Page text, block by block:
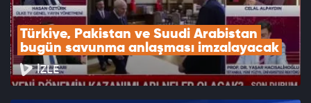
Türkiye, Pakistan ve Suudi Arabistan
bugün savunma anlaşması imzalayacak
İZLE